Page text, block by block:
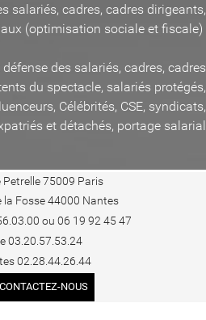
salariés, cadres, cadres dirigeants,
(optimisation sociale et fiscale)
des salariés, cadres, cadres
du spectacle, salariés protégés,
Célébrités, CSE, syndicats,
et détachés, portage salarial
Petrelle 75009 Paris
la Fosse 44000 Nantes
ou 06 19 92 45 47
03.20.57.53.24
02.28.44.26.44
CONTACTEZ-NOUS